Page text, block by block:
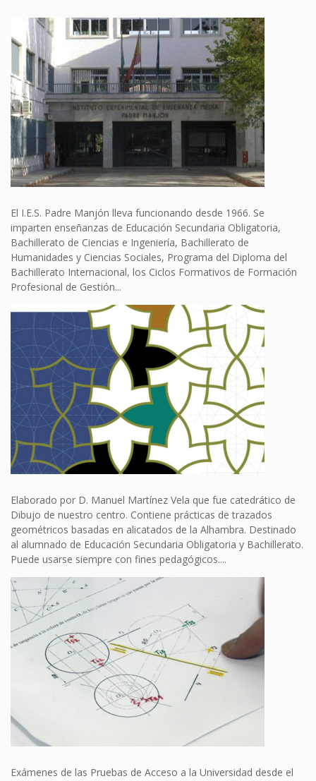
El I.E.S. Padre Manjón lleva funcionando desde 1966. Se
imparten enseñanzas de Educación Secundaria Obligatoria,
Bachillerato de Ciencias e Ingeniería, Bachillerato de
Humanidades y Ciencias Sociales, Programa del Diploma del
Bachillerato Internacional, los Ciclos Formativos de Formación
Profesional de Gestión...
Elaborado por D. Manuel Martínez Vela que fue catedrático de
Dibujo de nuestro centro. Contiene prácticas de trazados
geométricos basadas en alicatados de la Alhambra. Destinado
al alumnado de Educación Secundaria Obligatoria y Bachillerato.
Puede usarse siempre con fines pedagógicos....
Exámenes de las Pruebas de Acceso a la Universidad desde el